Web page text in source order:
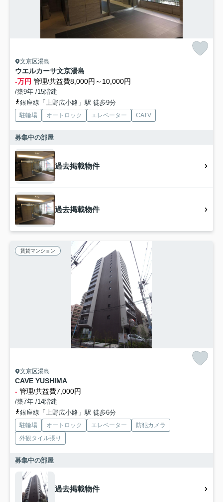
文京区湯島
ウエルカーサ文京湯島
-万円 管理/共益費8,000円～10,000円
/築9年 /15階建
銀座線「上野広小路」駅 徒歩9分
駐輪場 オートロック エレベーター CATV
募集中の部屋
過去掲載物件
過去掲載物件
賃貸マンション
文京区湯島
CAVE YUSHIMA
- 管理/共益費7,000円
/築7年 /14階建
銀座線「上野広小路」駅 徒歩6分
駐輪場 オートロック エレベーター
防犯カメラ
外観タイル張り
募集中の部屋
過去掲載物件